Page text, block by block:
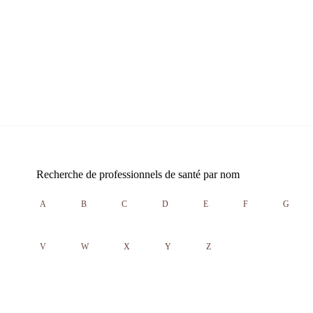
Recherche de professionnels de santé par nom
A B C D E F G
V W X Y Z